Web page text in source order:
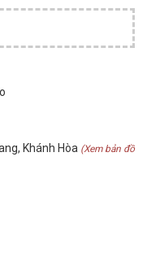
Khánh Hòa (Xem bản đồ